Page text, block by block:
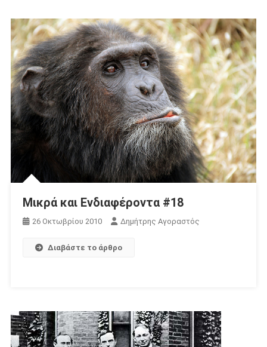
Μικρά και Ενδιαφέροντα #18
26 Οκτωβρίου 2010 Δημήτρης Αγοραστός
Διαβάστε το άρθρο